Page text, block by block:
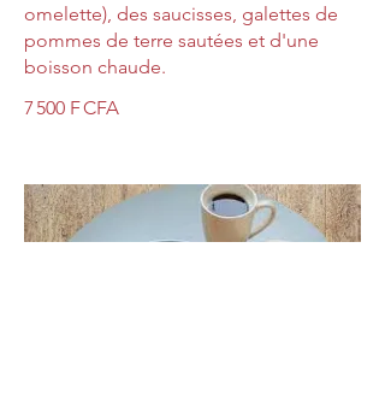
omelette), des saucisses, galettes de
pommes de terre sautées et d'une
boisson chaude.
7 500 F CFA